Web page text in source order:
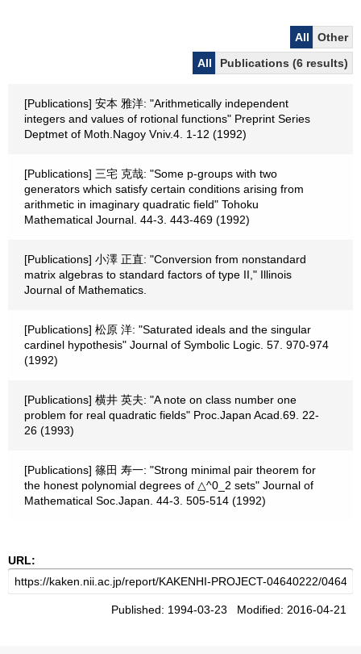
All
Other
All
Publications (6 results)
[Publications] 安本 雅洋: "Arithmetically independent
integers and values of rotional functions" Preprint Series
Deptmet of Moth.Nagoy Vniv.4. 1-12 (1992)
[Publications] 三宅 克哉: "Some p-groups with two
generators which satisfy certain conditions arising from
arithmetic in imaginary quadratic field" Tohoku
Mathematical Journal. 44-3. 443-469 (1992)
[Publications] 小澤 正直: "Conversion from nonstandard
matrix algebras to standard factors of type II," Illinois
Journal of Mathematics.
[Publications] 松原 洋: "Saturated ideals and the singular
cardinel hypothesis" Journal of Symbolic Logic. 57. 970-974
(1992)
[Publications] 横井 英夫: "A note on class number one
problem for real quadratic fields" Proc.Japan Acad.69. 22-
26 (1993)
[Publications] 篠田 寿一: "Strong minimal pair theorem for
the honest polynomial degrees of △^0_2 sets" Journal of
Mathematical Soc.Japan. 44-3. 505-514 (1992)
URL:
Published: 1994-03-23 Modified: 2016-04-21